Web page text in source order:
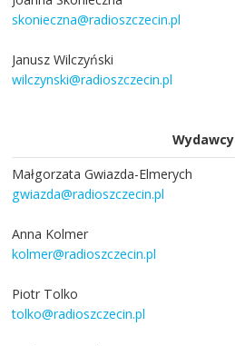
skonieczna@radioszczecin.pl
Janusz Wilczyński
wilczynski@radioszczecin.pl
Wydawcy
Małgorzata Gwiazda-Elmerych
gwiazda@radioszczecin.pl
Anna Kolmer
kolmer@radioszczecin.pl
Piotr Tolko
tolko@radioszczecin.pl